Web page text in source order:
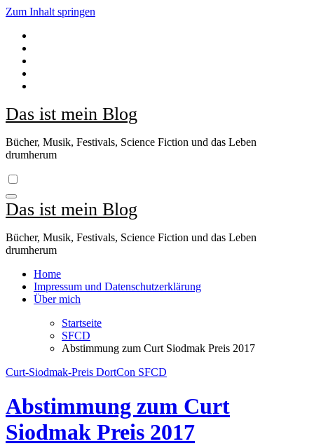
Zum Inhalt springen
Das ist mein Blog
Bücher, Musik, Festivals, Science Fiction und das Leben
drumherum
Das ist mein Blog
Bücher, Musik, Festivals, Science Fiction und das Leben
drumherum
Home
Impressum und Datenschutzerklärung
Über mich
Startseite
SFCD
Abstimmung zum Curt Siodmak Preis 2017
Curt-Siodmak-Preis DortCon SFCD
Abstimmung zum Curt
Siodmak Preis 2017